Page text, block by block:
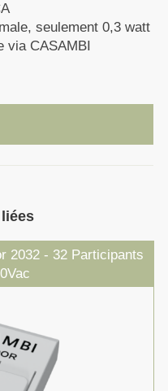
seulement 0,3 watt
via CASAMBI
2032 - 32 Participants